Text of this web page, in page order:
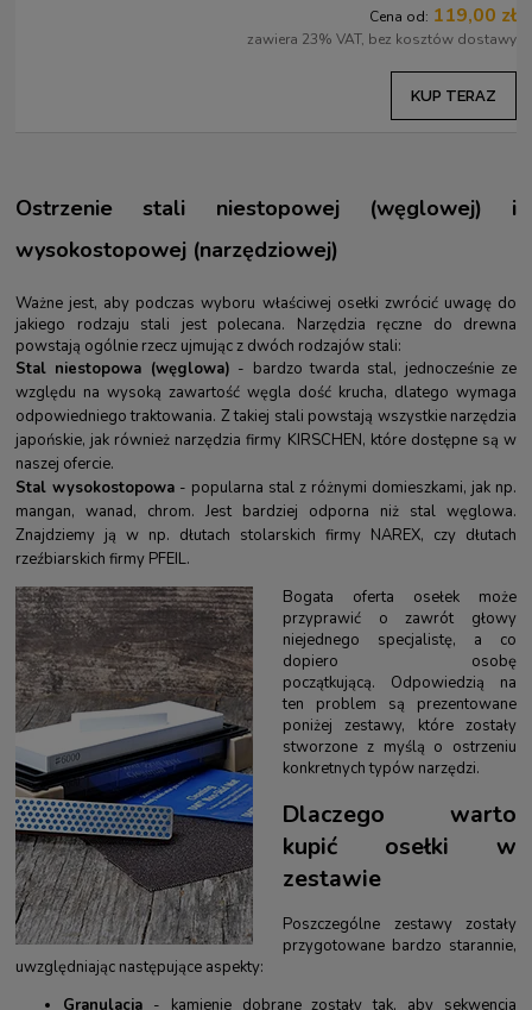
Cena od: 119,00 zł
zawiera 23% VAT, bez kosztów dostawy
KUP TERAZ
Ostrzenie stali niestopowej (węglowej) i
wysokostopowej (narzędziowej)
Ważne jest, aby podczas wyboru właściwej osełki zwrócić uwagę do
jakiego rodzaju stali jest polecana. Narzędzia ręczne do drewna
powstają ogólnie rzecz ujmując z dwóch rodzajów stali:
Stal niestopowa (węglowa) - bardzo twarda stal, jednocześnie ze
względu na wysoką zawartość węgla dość krucha, dlatego wymaga
odpowiedniego traktowania. Z takiej stali powstają wszystkie narzędzia
japońskie, jak również narzędzia firmy KIRSCHEN, które dostępne są w
naszej ofercie.
Stal wysokostopowa - popularna stal z różnymi domieszkami, jak np.
mangan, wanad, chrom. Jest bardziej odporna niż stal węglowa.
Znajdziemy ją w np. dłutach stolarskich firmy NAREX, czy dłutach
rzeźbiarskich firmy PFEIL.
Bogata oferta osełek może
przyprawić o zawrót głowy
niejednego specjalistę, a co
dopiero osobę
początkującą. Odpowiedzią na
ten problem są prezentowane
poniżej zestawy, które zostały
stworzone z myślą o ostrzeniu
konkretnych typów narzędzi.
Dlaczego warto
kupić osełki w
zestawie
Poszczególne zestawy zostały
przygotowane bardzo starannie,
uwzględniając następujące aspekty:
Granulacja - kamienie dobrane zostały tak, aby sekwencja